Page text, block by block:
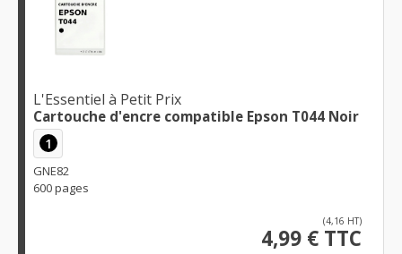
L'Essentiel à Petit Prix
Cartouche d'encre compatible Epson T044 Noir
1
GNE82
600 pages
(4,16 HT)
4,99 € TTC